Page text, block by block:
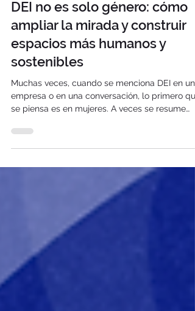
3 sept 2025
2 min de lectura
DEI no es solo género: cómo
ampliar la mirada y construir
espacios más humanos y
sostenibles
Muchas veces, cuando se menciona DEI en una
se piensa es en mujeres. A veces se resume
todo...